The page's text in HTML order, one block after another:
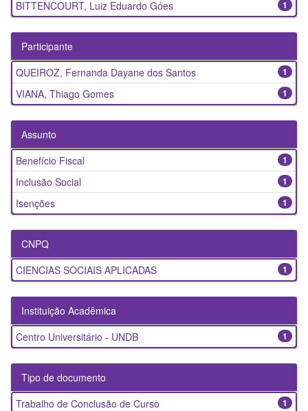
1
BITTENCOURT, Luiz Eduardo Góes
Participante
1
QUEIROZ, Fernanda Dayane dos Santos
1
VIANA, Thiago Gomes
Assunto
1
Benefício Fiscal
1
Inclusão Social
1
Isenções
CNPQ
1
CIENCIAS SOCIAIS APLICADAS
Instituição Acadêmica
1
Centro Universitário - UNDB
Tipo de documento
1
Trabalho de Conclusão de Curso